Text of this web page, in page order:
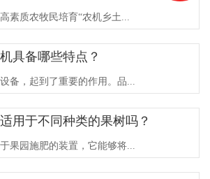
素质农牧民培育“农机乡土...
具备哪些特点？
备，起到了重要的作用。品...
用于不同种类的果树吗？
果园施肥的装置，它能够将...